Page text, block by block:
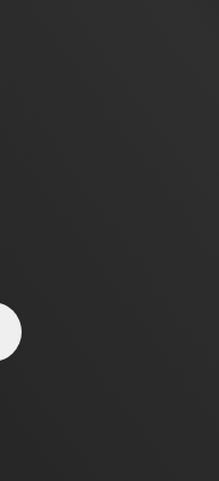
abgeben,
Macht auch in
bald kann das fast
alles anders.